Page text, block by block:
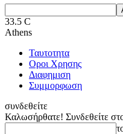
33.5 C
Athens
Ταυτοτητα
Οροι Χρησης
Διαφημιση
Συμμορφωση
συνδεθείτε
Καλωσήρθατε! Συνδεθείτε